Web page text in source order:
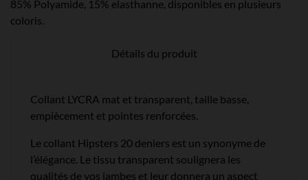
85% Polyamide, 15% elasthanne, disponibles en plusieurs
coloris.
Détails du produit
Collant LYCRA mat et transparent, taille basse,
empiècement et pointes renforcées.
Le collant Hipsters 20 deniers est un synonyme de
l’élégance. Le tissu transparent soulignera les
qualités de vos jambes et leur donnera un aspect